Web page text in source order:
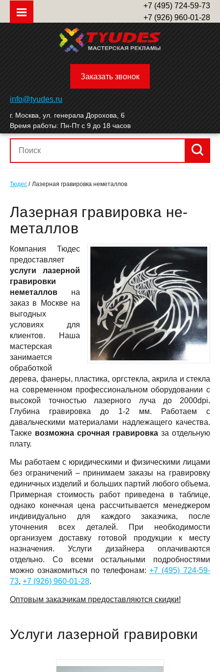
+7 (495) 724-59-73
+7 (926) 960-01-28
Заказать звонок
info@tyudes.ru
г. Москва, ул. генерала Дорохова, 6
Время работы: Пн-Пт с 9 до 18 часов
Тюдес Лазерная гравировка неметаллов
Ла­зер­ная гра­виров­ка не­
метал­лов
Компания Тюдес
предоставляет
услуги лазерной
гравировки
неметаллов на
заказ в Москве на
выгодных
условиях для
клиентов. Наша
мастерская
занимается
обработкой
дерева, фанеры, пластика, оргстекла, акрила и стекла
на современном профессиональном оборудовании с
высокой точностью лазерного луча до 2000dpi.
Глубина гравировка до 1-2 мм. Работаем с
давальческими материалами надлежащего качества.
Также возможна срочная гравировка за отдельную
плату.
Мы работаем с юридическими и физическими лицами
без ограничений – принимаем заказы на гравировку
единичных изделий и больших партий любого объема.
Примерная стоимость работ приведена в таблице,
однако конечная цена рассчитывается менеджером
индивидуально для каждого заказчика, после
уточнения всех деталей. При необходимости
организуем доставку готовой продукции к месту
назначения. Услуги дизайнера оплачиваются
отдельно. Со всеми остальными подробностями
можно ознакомиться по телефонам:+7 (495) 724-59-
73, +7 (926) 960-01-28.
Оптовым заказчикам предоставляются скидки!
Услуги лазерной гравировки